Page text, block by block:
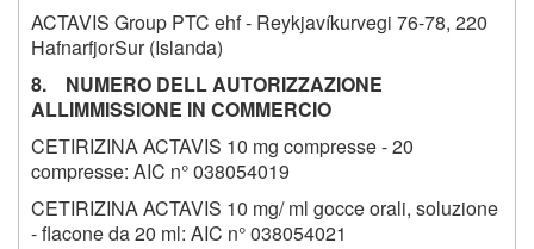
ACTAVIS Group PTC ehf - Reykjavíkurvegi 76-78, 220
HafnarfjorSur (Islanda)
8. NUMERO DELL AUTORIZZAZIONE
ALLIMMISSIONE IN COMMERCIO
CETIRIZINA ACTAVIS 10 mg compresse - 20
compresse: AIC n° 038054019
CETIRIZINA ACTAVIS 10 mg/ ml gocce orali, soluzione
- flacone da 20 ml: AIC n° 038054021